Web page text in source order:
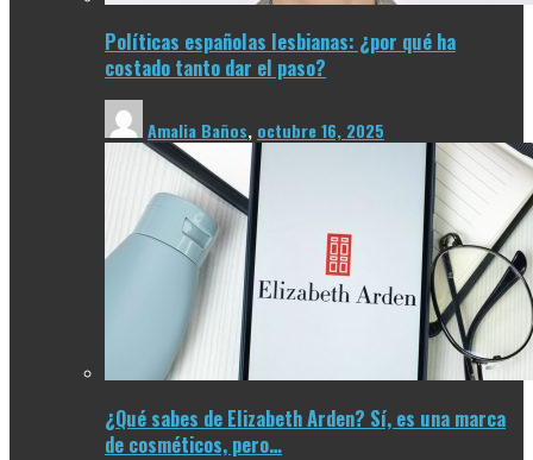
Políticas españolas lesbianas: ¿por qué ha
costado tanto dar el paso?
Amalia Baños, octubre 16, 2025
¿Qué sabes de Elizabeth Arden? Sí, es una marca
de cosméticos, pero…